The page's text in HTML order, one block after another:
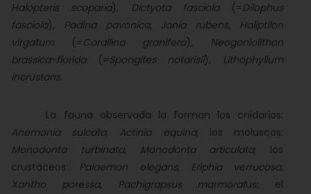
Halopteris scoparia), Dictyota fasciola(=Dilophus
fasciola), Padina pavonica, Jania rubens, Haliptilon
virgatum (=Corallina granifera), Neogoniolithon
brassica-florida(=Spongites notarisii), Lithophyllum
incrustans.
La fauna observada la forman los cnidarios:
Anemonia sulcata, Actinia equina; los moluscos:
Monodonta turbinata, Monodonta articulata; los
crustáceos: Palaemon elegans, Eriphia verrucosa,
Xantho poressa, Pachigrapsus marmoratus; el